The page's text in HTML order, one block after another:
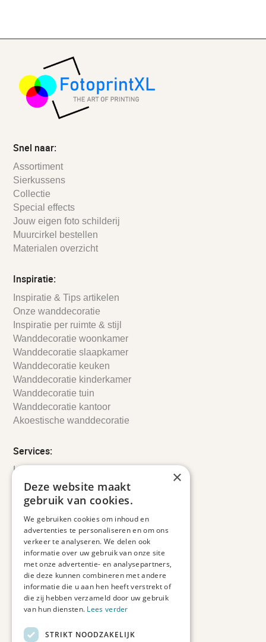
Snel naar:
Assortiment
Sierkussens
Collectie
Special effects
Jouw eigen foto schilderij
Muurcirkel bestellen
Materialen overzicht
Inspiratie:
Inspiratie & Tips artikelen
Onze wanddecoratie
Inspiratie per ruimte & stijl
Wanddecoratie woonkamer
Wanddecoratie slaapkamer
Wanddecoratie keuken
Wanddecoratie kinderkamer
Wanddecoratie tuin
Wanddecoratie kantoor
Akoestische wanddecoratie
Services:
Leveringsinformatie
Retourbeleid
Informatie
Veelgestelde vragen
Duurzaam ondernemen
Contact informatie
Etienne de Pinedaweg 34
3711 CH, Austerlitz
Nederland
info@fotoprintxl.nl
×
Deze website maakt
gebruik van cookies.
We gebruiken cookies om inhoud en
advertenties te personaliseren en om ons
verkeer te analyseren. We delen ook
informatie over uw gebruik van onze site
met onze advertentie- en analysepartners,
die deze kunnen combineren met andere
informatie die u aan hen heeft verstrekt of
die zij hebben verzameld door uw gebruik
van hun diensten. Lees verder
STRIKT NOODZAKELIJK